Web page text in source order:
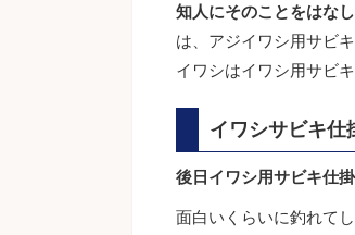
知人にそのことをはな
は、アジイワシ用サビ
イワシはイワシ用サビ
イワシサビキ仕
後日イワシ用サビキ仕
面白いくらいに釣れてし